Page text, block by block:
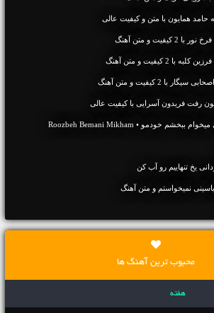
حامد همایون با متن و کیفیت عالی
و متن آهنگ
2 کیفیت و متن آهنگ
با 2 کیفیت و متن آهنگ
رفت فریدون آسرایی با کیفیت عالی
دانلود آهنگ روزبه بمانی میخوام ببخشم خودمو • Roozbeh Bemani Mikham
یخ تنهاییم رو آب کن
نمیخواستم و متن آهنگ
محبوب ترین آهنگ ها
هفته